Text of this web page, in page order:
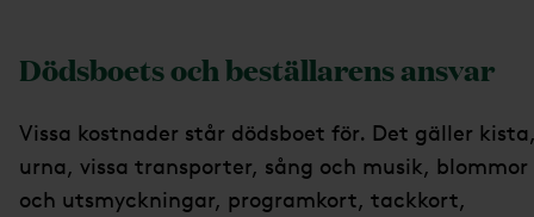
Dödsboets och beställarens ansvar
Vissa kostnader står dödsboet för. Det gäller
urna, vissa transporter, sång och musik, blommor
och utsmyckningar, programkort, tackkort,